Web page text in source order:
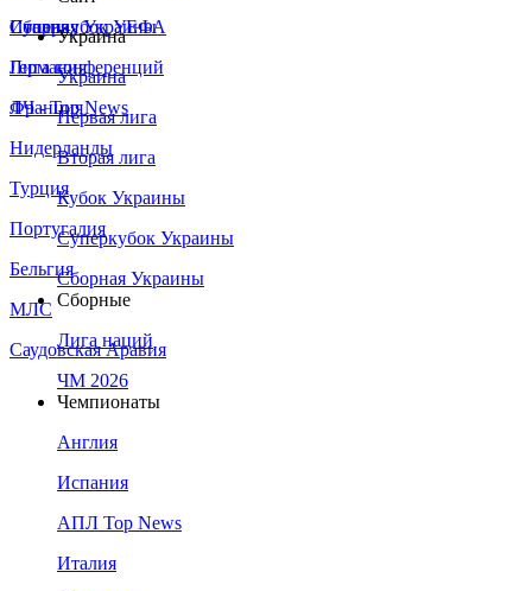
Сборная Украины
Италия
Германия
Франция
Нидерланды
Турция
Португалия
Бельгия
МЛС
Саудовская Аравия
Суперкубок УЕФА
Лига конференций
ЛЧ - Top News
Украина
Украина
Первая лига
Вторая лига
Кубок Украины
Суперкубок Украины
Сборная Украины
Сборные
Лига наций
ЧМ 2026
Чемпионаты
Англия
Испания
АПЛ Top News
Италия